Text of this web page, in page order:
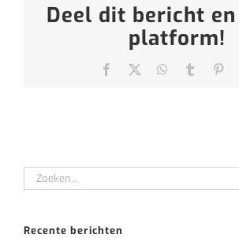
Deel dit bericht
platform!
Facebook WhatsApp
Tumblr
Zoeken
naar:
Recente berichten